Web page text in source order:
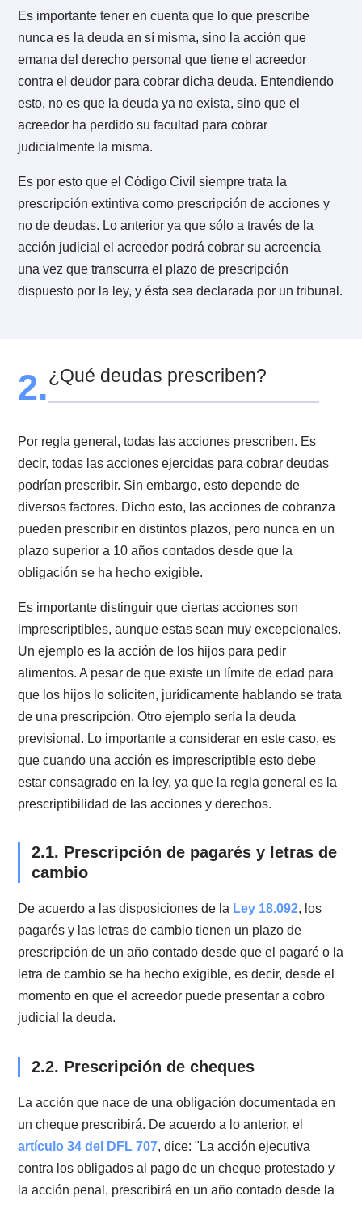
determinado por la ley.
En ambos casos, el requisito fundamental de la
prescripción es elpaso del tiempo. Esto último,
a otras características que revisaremos más adelante
que afectan a ambos tipos de prescripción.
Independiente de que los resultados o efectos sean
totalmente diferentes.
1.2. ¿Prescribe la deuda o el cobro
deuda?
Es importante tener en cuenta que lo que prescribe
contra el deudor para cobrar dicha deuda.
esto, no es que la deuda ya no exista, sino que el
judicialmente la misma.
Es por esto que el Código Civil siempre trata la
prescripción extintiva como prescripción de acciones
no de deudas. Lo anterior ya que sólo a través de la
acción judicial el acreedor podrá cobrar su acreencia
una vez que transcurra el plazo de prescripción
dispuesto por la ley, y ésta sea declarada por un
2.¿Qué deudas prescriben?
Por regla general, todas las acciones prescriben. Es
decir, todas las acciones ejercidas para cobrar
diversos factores. Dicho esto, las acciones de
pueden prescribir en distintos plazos, pero nunca en
obligación se ha hecho exigible.
Es importante distinguir que ciertas acciones son
imprescriptibles, aunque estas sean muy
Un ejemplo es la acción de los hijos para pedir
alimentos. A pesar de que existe un límite de edad
que los hijos lo soliciten, jurídicamente hablando se
de una prescripción. Otro ejemplo sería la deuda
previsional. Lo importante a considerar en este caso,
que cuando una acción es imprescriptible esto debe
estar consagrado en la ley, ya que la regla general
prescriptibilidad de las acciones y derechos.